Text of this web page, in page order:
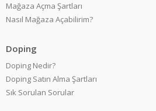
Mağaza Açma Şartları
Nasıl Mağaza Açabilirim?
Doping
Doping Nedir?
Doping Satın Alma Şartları
Sık Sorulan Sorular